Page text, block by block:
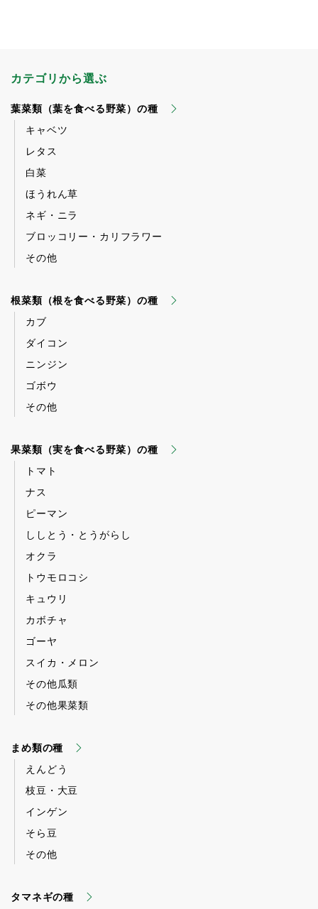
カテゴリから選ぶ
葉菜類（葉を食べる野菜）の種
キャベツ
レタス
白菜
ほうれん草
ネギ・ニラ
ブロッコリー・カリフラワー
その他
根菜類（根を食べる野菜）の種
カブ
ダイコン
ニンジン
ゴボウ
その他
果菜類（実を食べる野菜）の種
トマト
ナス
ピーマン
ししとう・とうがらし
オクラ
トウモロコシ
キュウリ
カボチャ
ゴーヤ
スイカ・メロン
その他瓜類
その他果菜類
まめ類の種
えんどう
枝豆・大豆
インゲン
そら豆
その他
タマネギの種